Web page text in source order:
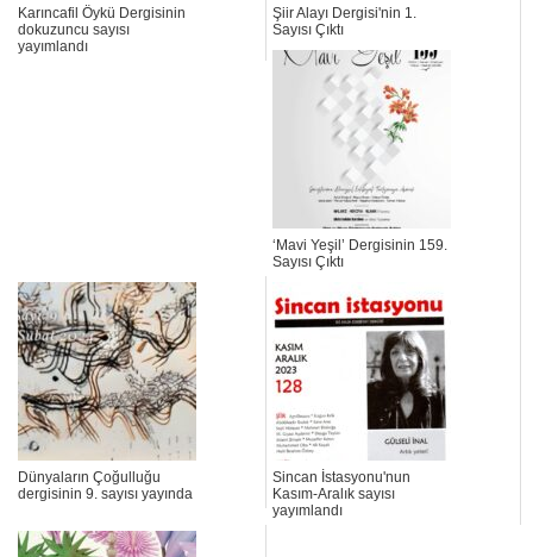
Karıncafil Öykü Dergisinin
dokuzuncu sayısı
yayımlandı
Şiir Alayı Dergisi'nin 1.
Sayısı Çıktı
‘Mavi Yeşil’ Dergisinin 159.
Sayısı Çıktı
Dünyaların Çoğulluğu
dergisinin 9. sayısı yayında
Sincan İstasyonu'nun
Kasım-Aralık sayısı
yayımlandı